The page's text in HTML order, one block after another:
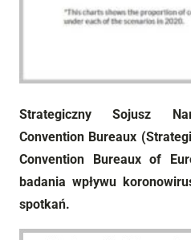
Strategiczny Sojusz
Convention Bureaux
Convention Bureaux of
badania wpływu
spotkań.